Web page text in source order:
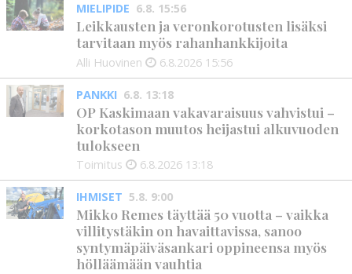
MIELIPIDE 6.8. 15:56
Leikkausten ja veronkorotusten lisäksi
tarvitaan myös rahanhankkijoita
Alli Huovinen 6.8.2026 15:56
PANKKI 6.8. 13:18
OP Kaskimaan vakavaraisuus vahvistui –
korkotason muutos heijastui alkuvuoden
tulokseen
Toimitus 6.8.2026 13:18
IHMISET 5.8. 9:00
Mikko Remes täyttää 50 vuotta – vaikka
villitystäkin on havaittavissa, sanoo
syntymäpäiväsankari oppineensa myös
hölläämään vauhtia